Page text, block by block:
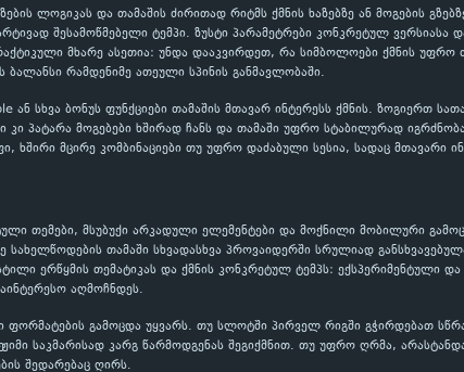
ლოგიკას და თამაშის ძირითად რიტმს ქმნის ხაზებზე ან მოგების
შესამოწმებელი ტემპი. ზუსტი პარამეტრები კონკრეტულ ვერსიასა
მხარე ასეთია: უნდა დააკვირდეთ, რა სიმბოლოები ქმნის უფრო
რამდენიმე ათეული სპინის განმავლობაში.
სხვა ბონუს ფუნქციები თამაშის მთავარ ინტერესს ქმნის. ზოგიერთ
პატარა მოგებები ხშირად ჩანს და თამაში უფრო სტაბილურად
ხშირი მცირე კომბინაციები თუ უფრო დაძაბული სესია, სადაც მთავარი
თემები, მსუბუქი არკადული ელემენტები და მოქნილი მობილური
სახელწოდების თამაში სხვადასხვა პროვაიდერში სრულიად
ერწყმის თემატიკას და ქმნის კონკრეტულ ტემპს: ექსპერიმენტული
აღმოჩნდეს.
ფორმატების გამოცდა უყვარს. თუ სლოტში პირველ რიგში გჭირდებათ
საკმარისად კარგ წარმოდგენას შეგიქმნით. თუ უფრო ღრმა,
შედარებაც ღირს.